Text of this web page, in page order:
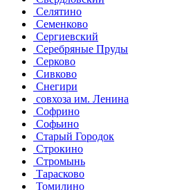
Селятино
Семенково
Сергиевский
Серебряные Пруды
Серково
Сивково
Снегири
совхоза им. Ленина
Софрино
Софьино
Старый Городок
Строкино
Стромынь
Тарасково
Томилино